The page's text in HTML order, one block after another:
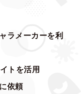
ラメーカーを利
トを活用
依頼